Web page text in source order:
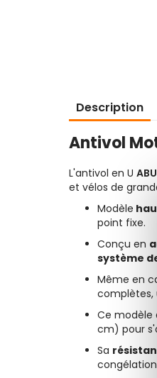
Description
Antivol
L'antivol en U
et vélos de
Modèle
point fixe.
Conçu en
système
Même en
complètes,
Ce modèle
cm) pour
Sa
congélation